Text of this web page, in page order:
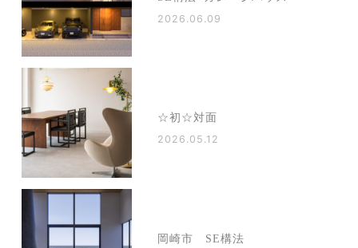
2026.06.09
☆初☆対面
2026.05.12
岡崎市 SE構法